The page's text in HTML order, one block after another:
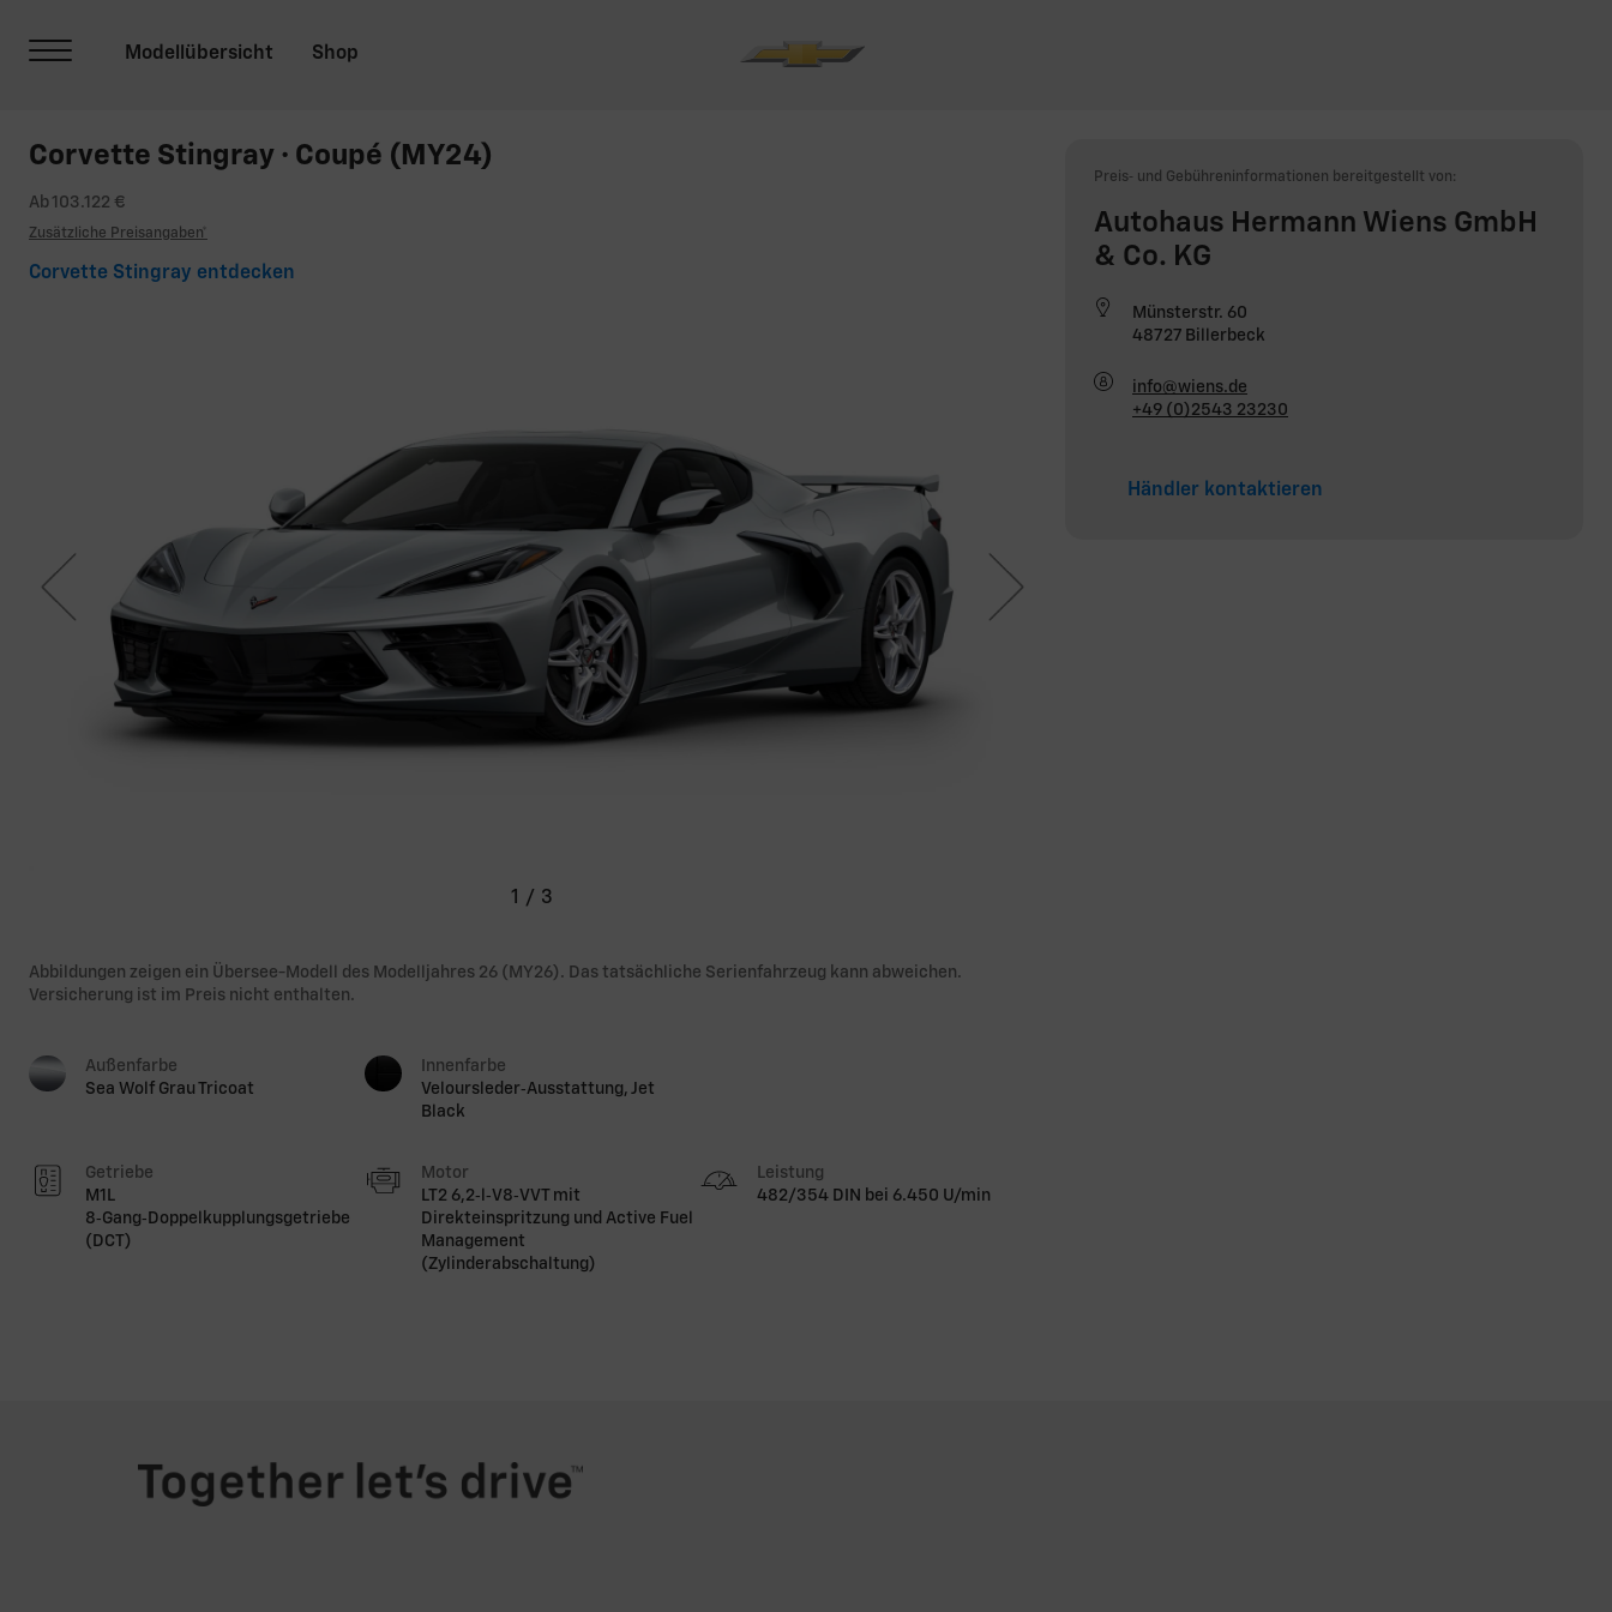
Corvette Stingray · Coupé (MY24)
Ab 103.122 €
Zusätzliche Preisangaben*
Corvette Stingray entdecken
1 / 3
Abbildungen zeigen ein Übersee-Modell des Modelljahres 26 (MY26). Das tatsächliche Serienfahrzeug kann abweichen.
Versicherung ist im Preis nicht enthalten.
Außenfarbe
Sea Wolf Grau Tricoat
Innenfarbe
Veloursleder‑Ausstattung, Jet
Black
Getriebe
M1L
8‑Gang‑Doppelkupplungsgetriebe
(DCT)
Motor
LT2 6,2‑l‑V8‑VVT mit
Direkteinspritzung und Active Fuel
Management
(Zylinderabschaltung)
Leistung
482/354 DIN bei 6.450 U/min
Preis‑ und Gebühreninformationen bereitgestellt von:
Autohaus Hermann Wiens GmbH
& Co. KG
Münsterstr. 60
48727 Billerbeck
info@wiens.de
+49 (0)2543 23230
Händler kontaktieren